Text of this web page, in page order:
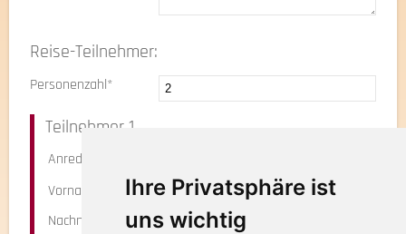
Ihre Privatsphäre ist
uns wichtig
Reise-Teilnehmer:
Personenzahl*
Teilnehmer 1
Anrede
Vorname*
Nachname*